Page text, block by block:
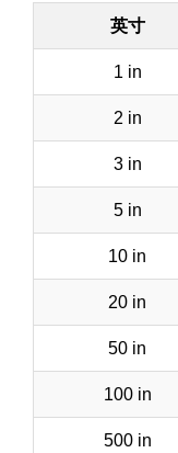
英寸
1 in
2 in
3 in
5 in
10 in
20 in
50 in
100 in
500 in